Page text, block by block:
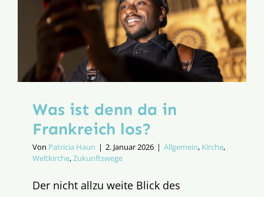
Was ist denn da in
Frankreich los?
Von Patricia Haun | 2. Januar 2026 | Allgemein, Kirche,
Weltkirche,Zukunftswege
Der nicht allzu weite Blick des